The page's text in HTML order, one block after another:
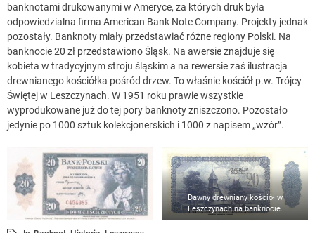
banknotami drukowanymi w Ameryce, za których druk była
odpowiedzialna firma American Bank Note Company. Projekty jednak
pozostały. Banknoty miały przedstawiać różne regiony Polski. Na
banknocie 20 zł przedstawiono Śląsk. Na awersie znajduje się
kobieta w tradycyjnym stroju śląskim a na rewersie zaś ilustracja
drewnianego kościółka pośród drzew. To właśnie kościół p.w. Trójcy
Świętej w Leszczynach. W 1951 roku prawie wszystkie
wyprodukowane już do tej pory banknoty zniszczono. Pozostało
jedynie po 1000 sztuk kolekcjonerskich i 1000 z napisem „wzór”.
Dawny drewniany kościół w
Leszczynach na banknocie.